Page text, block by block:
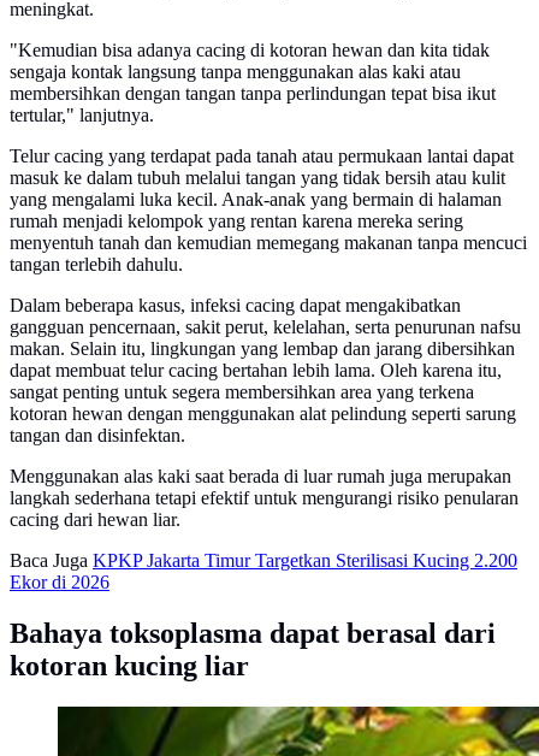
meningkat.
"Kemudian bisa adanya cacing di kotoran hewan dan kita tidak
sengaja kontak langsung tanpa menggunakan alas kaki atau
membersihkan dengan tangan tanpa perlindungan tepat bisa ikut
tertular," lanjutnya.
Telur cacing yang terdapat pada tanah atau permukaan lantai dapat
masuk ke dalam tubuh melalui tangan yang tidak bersih atau kulit
yang mengalami luka kecil. Anak-anak yang bermain di halaman
rumah menjadi kelompok yang rentan karena mereka sering
menyentuh tanah dan kemudian memegang makanan tanpa mencuci
tangan terlebih dahulu.
Dalam beberapa kasus, infeksi cacing dapat mengakibatkan
gangguan pencernaan, sakit perut, kelelahan, serta penurunan nafsu
makan. Selain itu, lingkungan yang lembap dan jarang dibersihkan
dapat membuat telur cacing bertahan lebih lama. Oleh karena itu,
sangat penting untuk segera membersihkan area yang terkena
kotoran hewan dengan menggunakan alat pelindung seperti sarung
tangan dan disinfektan.
Menggunakan alas kaki saat berada di luar rumah juga merupakan
langkah sederhana tetapi efektif untuk mengurangi risiko penularan
cacing dari hewan liar.
Baca Juga KPKP Jakarta Timur Targetkan Sterilisasi Kucing 2.200
Ekor di 2026
Bahaya toksoplasma dapat berasal dari
kotoran kucing liar